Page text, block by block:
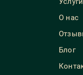
О нас
Блог